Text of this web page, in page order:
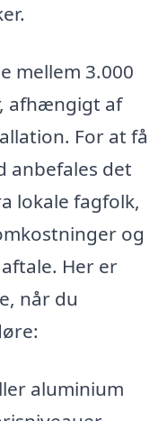
mellem 3.000
afhængigt af
For at få
anbefales det
lokale fagfolk,
og
Her er
når du
aluminium